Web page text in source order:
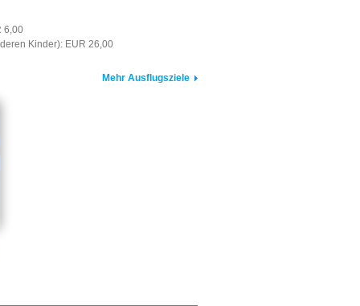
6,00
Kinder): EUR 26,00
Mehr Ausflugsziele